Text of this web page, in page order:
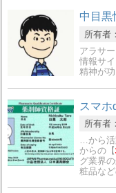
中目黒
所有者：
アラサ
情報サ
精神が
スマホ
所有者：
…から活
からの【
グ業界
粧品な